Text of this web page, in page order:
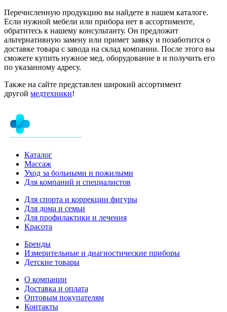
Перечисленную продукцию вы найдете в нашем каталоге.
Если нужной мебели или прибора нет в ассортименте,
обратитесь к нашему консультанту. Он предложит
альтернативную замену или примет заявку и позаботится о
доставке товара с завода на склад компании. После этого вы
сможете купить нужное мед. оборудование в и получить его
по указанному адресу.
Также на сайте представлен широкий ассортимент
другой медтехники!
Каталог
Массаж
Уход за больными и пожилыми
Для компаний и специалистов
Для спорта и коррекции фигуры
Для дома и семьи
Для профилактики и лечения
Красота
Бренды
Измерительные и диагностические приборы
Детские товары
О компании
Доставка и оплата
Оптовым покупателям
Контакты